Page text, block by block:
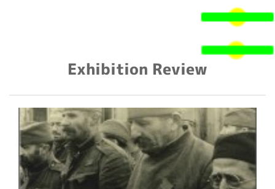
検
Exhibition Review